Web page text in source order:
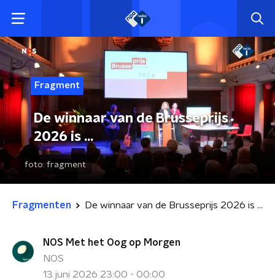
Fragment
De winnaar van de Brusseprijs
2026 is ...
foto: fragment
Fragmenten De winnaar van de Brusseprijs 2026 is ...
NOS Met het Oog op Morgen
NOS
13 juni 2026 23:00 - 00:00